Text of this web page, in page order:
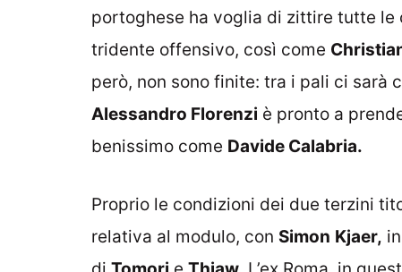
portoghese ha voglia di zittire tutte
tridente offensivo, così come
però, non sono finite: tra i pali ci sarà
Alessandro Florenzi è pronto a
benissimo come Davide Calabria.
Proprio le condizioni dei due terzini
relativa al modulo, con Simon Kjaer,